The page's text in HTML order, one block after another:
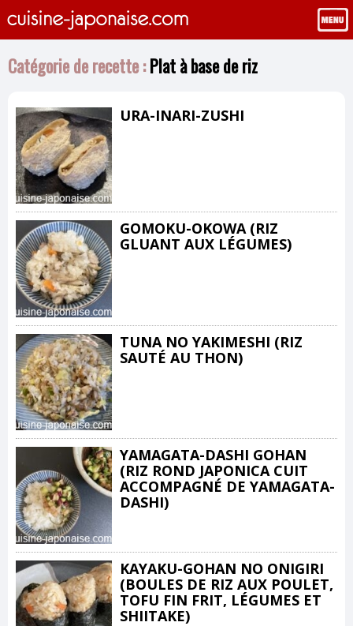
Catégorie de recette :Plat à base de riz
URA-INARI-ZUSHI
GOMOKU-OKOWA (RIZ
GLUANT AUX LÉGUMES)
TUNA NO YAKIMESHI (RIZ
SAUTÉ AU THON)
YAMAGATA-DASHI GOHAN
(RIZ ROND JAPONICA CUIT
ACCOMPAGNÉ DE YAMAGATA-
DASHI)
KAYAKU-GOHAN NO ONIGIRI
(BOULES DE RIZ AUX POULET,
TOFU FIN FRIT, LÉGUMES ET
SHIITAKE)